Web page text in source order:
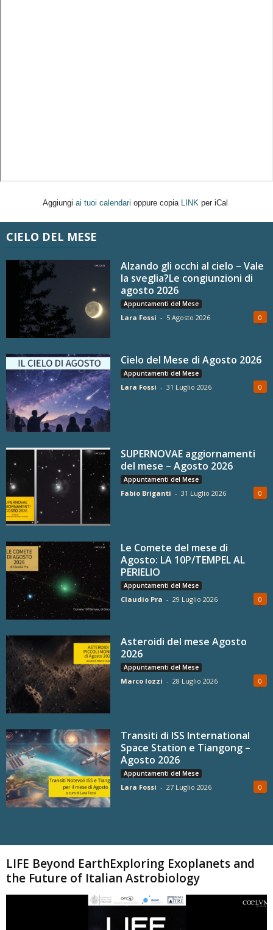
Aggiungi ai tuoi calendari oppure copia LINK per iCal
CIELO DEL MESE
Alzando gli occhi al cielo – Vale
la sveglia?Le congiunzioni di
agosto 2026
Appuntamenti del Mese
Lara Fossi - 5 Agosto 2026 0
Cielo del Mese di Agosto 2026
Appuntamenti del Mese
Lara Fossi - 31 Luglio 2026 0
SUPERNOVAE aggiornamenti
del mese – Agosto 2026
Appuntamenti del Mese
Fabio Briganti - 31 Luglio 2026 0
Le Comete del mese di
Agosto: LA 10P/TEMPEL AL
PERIELIO
Appuntamenti del Mese
Claudio Pra - 29 Luglio 2026 0
Asteroidi del mese Agosto
2026
Appuntamenti del Mese
Marco Iozzi - 28 Luglio 2026 0
Transiti di ISS International
Space Station e Tiangong –
Agosto 2026
Appuntamenti del Mese
Lara Fossi - 27 Luglio 2026 0
LIFE Beyond EarthExploring Exoplanets and
the Future of Italian Astrobiology